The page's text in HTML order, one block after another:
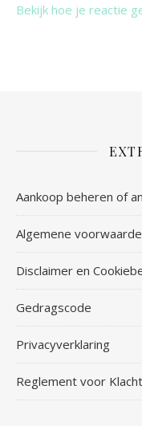
Bekijk hoe je reactie
Aankoop beheren of
Algemene
Disclaimer en
Gedragscode
Privacyverklaring
Reglement voor